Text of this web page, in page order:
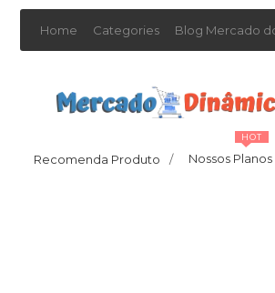
Home Categories Blog Mercado
Recomenda Produto / Nossos Planos
HOT